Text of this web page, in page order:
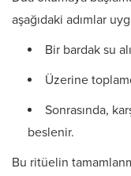
aşağıdaki adımlar
Bir bardak su
Üzerine
Sonrasında,
beslenir.
Bu ritüelin